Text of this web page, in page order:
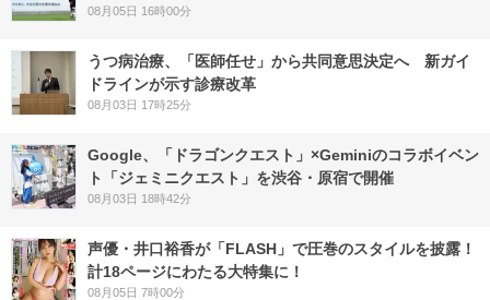
08月05日 16時00分
うつ病治療、「医師任せ」から共同意思決定へ 新ガイ
ドラインが示す診療改革
08月03日 17時25分
Google、「ドラゴンクエスト」×Geminiのコラボイベン
ト「ジェミニクエスト」を渋谷・原宿で開催
08月03日 18時42分
声優・井口裕香が「FLASH」で圧巻のスタイルを披露！
計18ページにわたる大特集に！
08月05日 7時00分